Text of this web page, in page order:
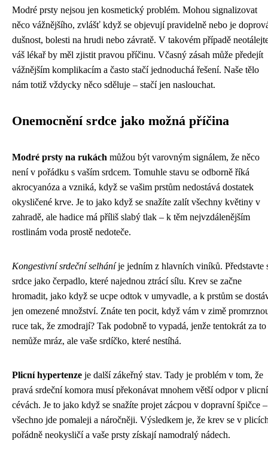
Modré prsty nejsou jen kosmetický problém. Mohou signalizovat
něco vážnějšího, zvlášť když se objevují pravidelně nebo je
dušnost, bolesti na hrudi nebo závratě. V takovém případě
váš lékař by měl zjistit pravou příčinu. Včasný zásah může předejít
vážnějším komplikacím a často stačí jednoduchá řešení. Naše tělo
nám totiž vždycky něco sděluje – stačí jen naslouchat.
Onemocnění srdce jako možná příčina
Modré prsty na rukách můžou být varovným signálem, že něco
není v pořádku s vaším srdcem. Tomuhle stavu se odborně říká
akrocyanóza a vzniká, když se vašim prstům nedostává dostatek
okysličené krve. Je to jako když se snažíte zalít všechny květiny v
zahradě, ale hadice má příliš slabý tlak – k těm nejvzdálenějším
rostlinám voda prostě nedoteče.
Kongestivní srdeční selháníje jedním z hlavních viníků. Představte
srdce jako čerpadlo, které najednou ztrácí sílu. Krev se začne
hromadit, jako když se ucpe odtok v umyvadle, a k prstům se
jen omezené množství. Znáte ten pocit, když vám v zimě
ruce tak, že zmodrají? Tak podobně to vypadá, jenže tentokrát za to
nemůže mráz, ale vaše srdíčko, které nestíhá.
Plicní hypertenze je další zákeřný stav. Tady je problém v tom, že
pravá srdeční komora musí překonávat mnohem větší odpor v
cévách. Je to jako když se snažíte projet zácpou v dopravní špičce –
všechno jde pomaleji a náročněji. Výsledkem je, že krev se v
pořádně neokysličí a vaše prsty získají namodralý nádech.